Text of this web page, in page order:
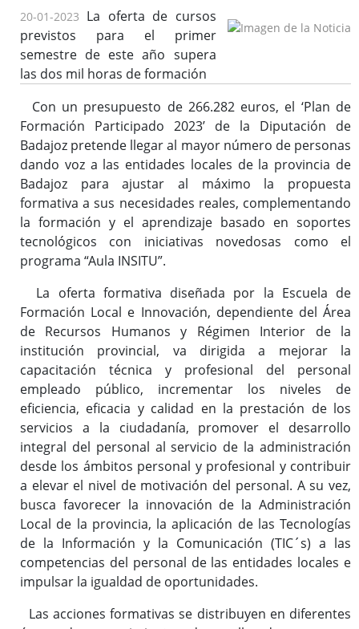
Ofertas de Empleo Público
Procesos selectivos en desarrollo
Ofertas a través del SEXPE
Bolsas de trabajo
Puestos en comisión de servicios
Puestos de personal directivo
Puestos por libre designación
Puestos por concurso
Contratos en formación
Personal eventual o de confianza
Tablón de Empleo Provincial
Relación de puestos de trabajo
Escuela de Formación Local e Innovación
Carrera profesional horizontal
Evaluación del desempeño
Expedientes personales
Plan de pensiones
Presentación
Documentos de interés
Enlaces de interés
Diputación Saludable
20-01-2023 La oferta de cursos
previstos para el primer
semestre de este año supera
las dos mil horas de formación
Con un presupuesto de 266.282 euros, el ‘Plan de
Formación Participado 2023’ de la Diputación de
Badajoz pretende llegar al mayor número de personas
dando voz a las entidades locales de la provincia de
Badajoz para ajustar al máximo la propuesta
formativa a sus necesidades reales, complementando
la formación y el aprendizaje basado en soportes
tecnológicos con iniciativas novedosas como el
programa “Aula INSITU”.
La oferta formativa diseñada por la Escuela de
Formación Local e Innovación, dependiente del Área
de Recursos Humanos y Régimen Interior de la
institución provincial, va dirigida a mejorar la
capacitación técnica y profesional del personal
empleado público, incrementar los niveles de
eficiencia, eficacia y calidad en la prestación de los
servicios a la ciudadanía, promover el desarrollo
integral del personal al servicio de la administración
desde los ámbitos personal y profesional y contribuir
a elevar el nivel de motivación del personal. A su vez,
busca favorecer la innovación de la Administración
Local de la provincia, la aplicación de las Tecnologías
de la Información y la Comunicación (TIC´s) a las
competencias del personal de las entidades locales e
impulsar la igualdad de oportunidades.
Las acciones formativas se distribuyen en diferentes